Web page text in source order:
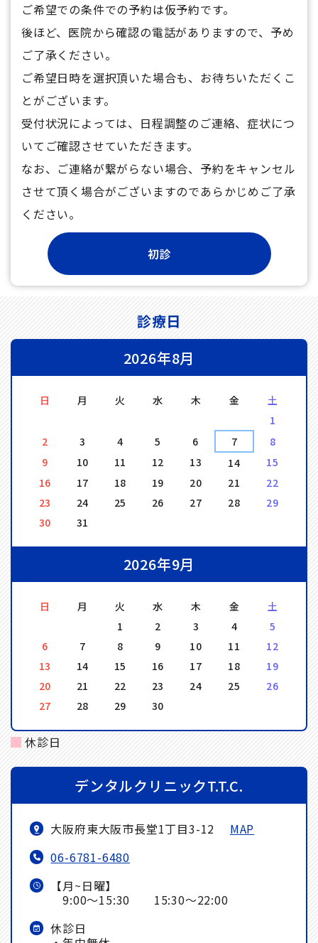
ご希望での条件での予約は仮予約です。
後ほど、医院から確認の電話がありますので、予め
ご了承ください。
ご希望日時を選択頂いた場合も、お待ちいただくこ
とがございます。
受付状況によっては、日程調整のご連絡、症状につ
いてご確認させていただきます。
なお、ご連絡が繋がらない場合、予約をキャンセル
させて頂く場合がございますのであらかじめご了承
ください。
診療日
2026年8月
日 月 火 水 木 金
土
1
2
3 4 5 6 7
8
9
10 11 12 13 14
15
16
17 18 19 20 21
22
23
24 25 26 27 28
29
30
31
2026年9月
日 月 火 水 木 金
土
1
2 3 4
5
6
7 8 9 10 11
12
13
14 15 16 17 18
19
20
21 22 23 24 25
26
27
28 29 30
休診日
デンタルクリニックT.T.C.
大阪府東大阪市長堂1丁目3-12 MAP
06-6781-6480
【月~日曜】
9:00～15:30 15:30～22:00
休診日